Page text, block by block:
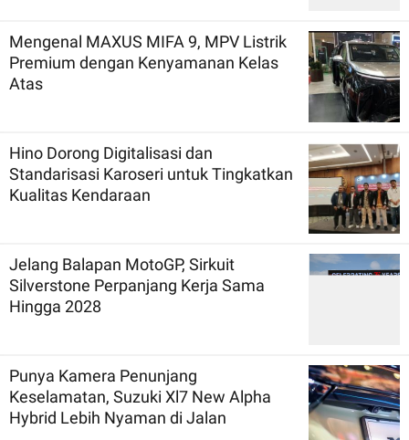
Mengenal MAXUS MIFA 9, MPV Listrik
Premium dengan Kenyamanan Kelas
Atas
Hino Dorong Digitalisasi dan
Standarisasi Karoseri untuk Tingkatkan
Kualitas Kendaraan
Jelang Balapan MotoGP, Sirkuit
Silverstone Perpanjang Kerja Sama
Hingga 2028
Punya Kamera Penunjang
Keselamatan, Suzuki Xl7 New Alpha
Hybrid Lebih Nyaman di Jalan